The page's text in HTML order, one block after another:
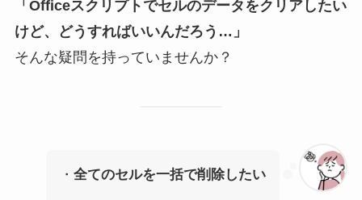
「Officeスクリプトでセルのデータをクリアしたい
けど、どうすればいいんだろう…」
そんな疑問を持っていませんか？
・全てのセルを一括で削除したい